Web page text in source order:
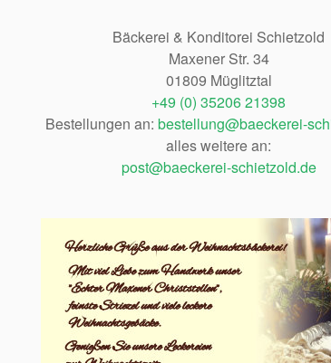
Bäckerei & Konditorei Schietzold
Maxener Str. 34
01809 Müglitztal
+49 (0) 35206 21398
Bestellungen an: bestellung@baeckerei-
alles weitere an:
post@baeckerei-schietzold.de